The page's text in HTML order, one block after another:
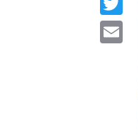
Twitter